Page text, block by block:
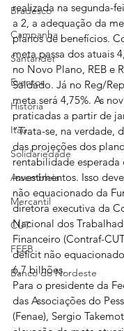
Bradesco
Campanha
Santander
Eventos
História
Itaú
Solidariedade
Assembleia
Mercantil
CUT
FEEB
Banco do Nordeste
realizada na segunda-
a 2, a adequação da
planos de benefícios.
meta passa dos atuais
no Novo Plano, REB e
Saldado. Já no Reg/
meta será 4,75%. As
praticadas a partir de
“Trata-se, na verdade,
das projeções dos
rentabilidade esperada
investimentos. Isso
não equacionado da
diretora executiva da
Nacional dos
Financeiro (Contraf-
déficit não
6,7 bilhões.
Para o presidente da
das Associações do
(Fenae), Sergio